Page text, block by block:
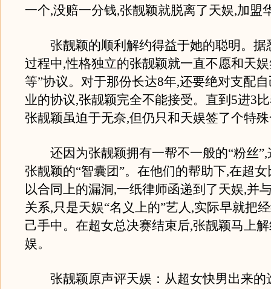
一个,没赔一分钱,张靓颖就脱离了天娱,加盟
张靓颖的顺利解约得益于她的聪明。据
过程中,性格独立的张靓颖就一直不愿和天
等”协议。对于那份长达8年,还要绝对支配
业的协议,张靓颖完全不能接受。直到5进3
张靓颖虽迫于无奈,但仍只和天娱签了个特
还因为张靓颖拥有一帮不一般的“粉丝”,
张靓颖的“智囊团”。在他们的帮助下,在超
以合同上的漏洞,一纸律师函递到了天娱,并
关系,只是天娱“名义上的”艺人,实际早就把
己手中。在超女总决赛结束后,张靓颖马上
娱。
张靓颖原声评天娱：从超女快男出来的